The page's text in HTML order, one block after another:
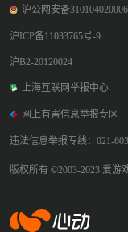
沪公网安备
沪ICP备11033765号-9
沪B2-20120024
上海互联网举报中心
网上有害信息举报专区
违法信息举报专线：021-
版权所有 ©2003-2023 爱游
爱游戏app体育